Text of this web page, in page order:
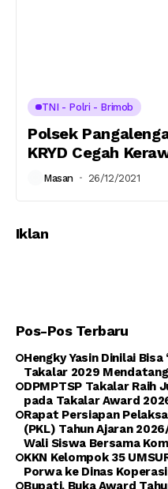
TNI - Polri - Brimob
Polsek
KRYD Cegah
Masan 26/12/2021
Iklan
Pos-Pos Terbaru
Hengky Yasin Dinilai
Takalar 2029 Mendatang
DPMPTSP Takalar Raih
pada Takalar Award
Rapat Persiapan
(PKL) Tahun Ajaran
Wali Siswa Bersama
KKN Kelompok 35
Porwa ke Dinas
Bupati, Buka Award